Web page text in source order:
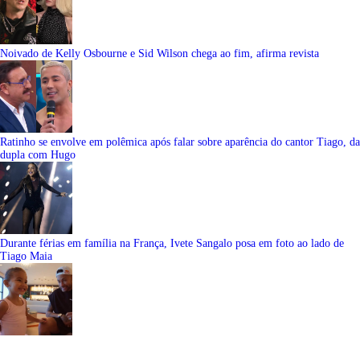
Noivado de Kelly Osbourne e Sid Wilson chega ao fim, afirma revista
Ratinho se envolve em polêmica após falar sobre aparência do cantor Tiago, da
dupla com Hugo
Durante férias em família na França, Ivete Sangalo posa em foto ao lado de
Tiago Maia